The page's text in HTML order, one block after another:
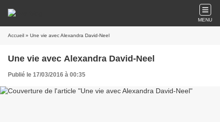
MENU
Accueil » Une vie avec Alexandra David-Neel
Une vie avec Alexandra David-Neel
Publié le 17/03/2016 à 00:35